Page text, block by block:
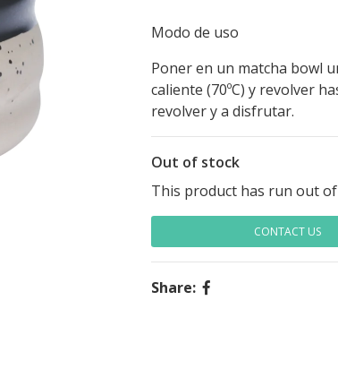
Modo de uso
Poner en un matcha bowl
caliente (70ºC) y revolver
revolver y a disfrutar.
Out of stock
This product has run out
CONTACT US
Share: